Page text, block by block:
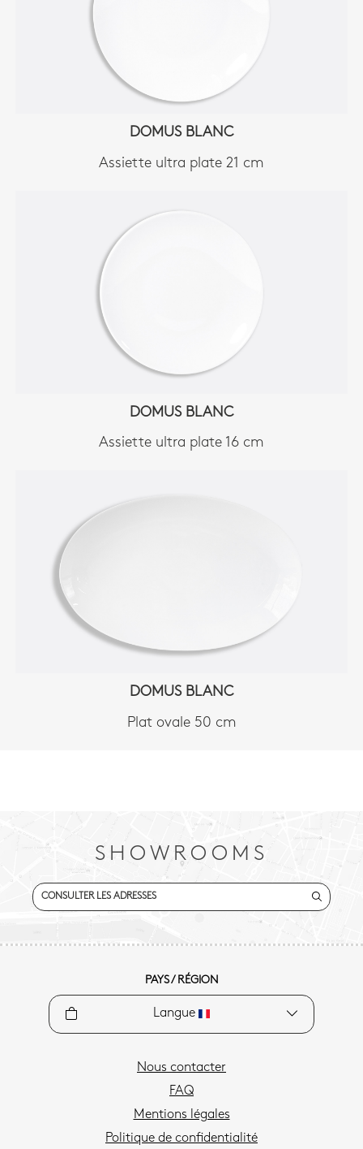
DOMUS BLANC
Assiette ultra plate 21 cm
DOMUS BLANC
Assiette ultra plate 16 cm
DOMUS BLANC
Plat ovale 50 cm
SHOWROOMS
CONSULTER LES ADRESSES
PAYS / RÉGION
Langue
Nous contacter
FAQ
Mentions légales
Politique de confidentialité